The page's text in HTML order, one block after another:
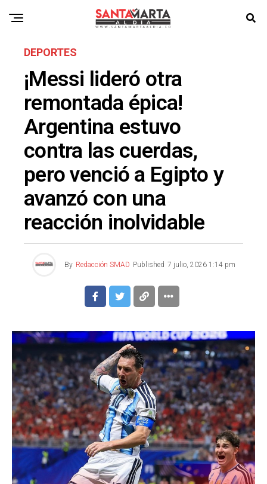
DEPORTES
¡Messi lideró otra
remontada épica!
Argentina estuvo
contra las cuerdas,
pero venció a Egipto y
avanzó con una
reacción inolvidable
By Redacción SMAD Published 7 julio, 2026 1:14 pm